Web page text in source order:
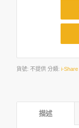
貨號: 不提供 分類: i-Share
描述